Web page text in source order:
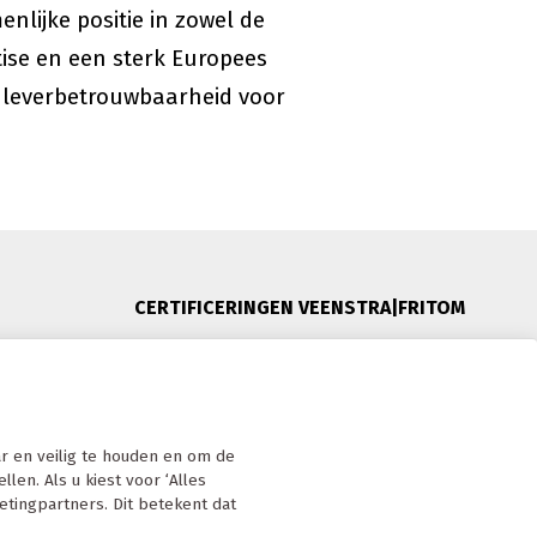
en veilig te houden en om de
Als u kiest voor ‘Alles
Dit betekent dat
positie in zowel de
en een sterk Europees
voor
CERTIFICERINGEN VEENSTRA|FRITOM